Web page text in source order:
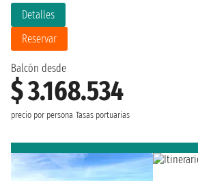
Balcón desde
$ 3.168.534
precio por persona Tasas portuarias
Detalles
Reservar